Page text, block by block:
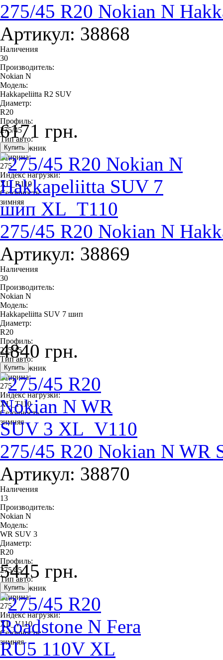
275/45 R20 Nokian N
Артикул: 38868
Наличения
30
Производитель:
Nokian N
Модель:
Hakkapeliitta R2 SUV
Диаметр:
R20
Профиль:
275/45
Тип авто:
внедорожник
Ширина:
275
Индекс нагрузки:
XL_R110
Сезонность:
зимняя
6171 грн.
275/45 R20 Nokian N
Артикул: 38869
Наличения
30
Производитель:
Nokian N
Модель:
Hakkapeliitta SUV 7 шип
Диаметр:
R20
Профиль:
275/45
Тип авто:
внедорожник
Ширина:
275
Индекс нагрузки:
XL_T110
Сезонность:
зимняя
4840 грн.
275/45 R20 Nokian N WR
Артикул: 38870
Наличения
13
Производитель:
Nokian N
Модель:
WR SUV 3
Диаметр:
R20
Профиль:
275/45
Тип авто:
внедорожник
Ширина:
275
Индекс нагрузки:
XL_V110
Сезонность:
зимняя
5445 грн.